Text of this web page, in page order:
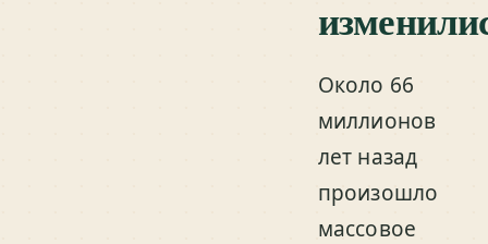
Около 66
миллионов
лет назад
произошло
массовое